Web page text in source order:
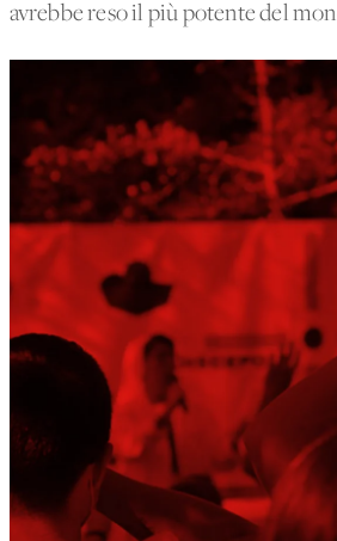
avrebbe reso il più potente del